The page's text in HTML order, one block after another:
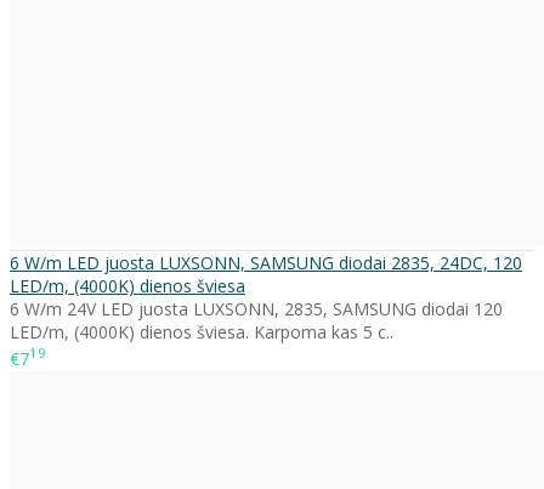
6 W/m LED juosta LUXSONN, SAMSUNG diodai 2835, 24DC, 120
LED/m, (4000K) dienos šviesa
6 W/m 24V LED juosta LUXSONN, 2835, SAMSUNG diodai 120
LED/m, (4000K) dienos šviesa. Karpoma kas 5 c..
€719